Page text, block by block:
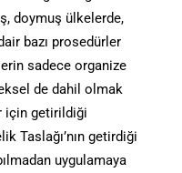
doymuş ülkelerde,
bazı prosedürler
sadece organize
de dahil olmak
için getirildiği
Taslağı’nın getirdiği
uygulamaya